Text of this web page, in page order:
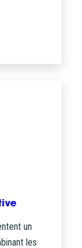
un
les